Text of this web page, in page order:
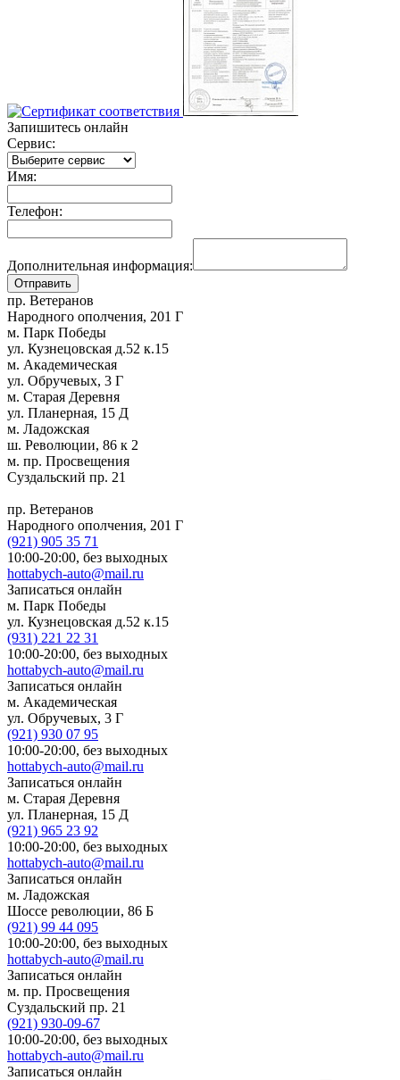
Запишитесь онлайн
Сервис:
Имя:
Телефон:
Дополнительная информация:
пр. Ветеранов
Народного ополчения, 201 Г
м. Парк Победы
ул. Кузнецовская д.52 к.15
м. Академическая
ул. Обручевых, 3 Г
м. Старая Деревня
ул. Планерная, 15 Д
м. Ладожская
ш. Революции, 86 к 2
м. пр. Просвещения
Суздальский пр. 21
пр. Ветеранов
Народного ополчения, 201 Г
(921) 905 35 71
10:00-20:00, без выходных
hottabych-auto@mail.ru
Записаться онлайн
м. Парк Победы
ул. Кузнецовская д.52 к.15
(931) 221 22 31
10:00-20:00, без выходных
hottabych-auto@mail.ru
Записаться онлайн
м. Академическая
ул. Обручевых, 3 Г
(921) 930 07 95
10:00-20:00, без выходных
hottabych-auto@mail.ru
Записаться онлайн
м. Старая Деревня
ул. Планерная, 15 Д
(921) 965 23 92
10:00-20:00, без выходных
hottabych-auto@mail.ru
Записаться онлайн
м. Ладожская
Шоссе революции, 86 Б
(921) 99 44 095
10:00-20:00, без выходных
hottabych-auto@mail.ru
Записаться онлайн
м. пр. Просвещения
Суздальский пр. 21
(921) 930-09-67
10:00-20:00, без выходных
hottabych-auto@mail.ru
Записаться онлайн